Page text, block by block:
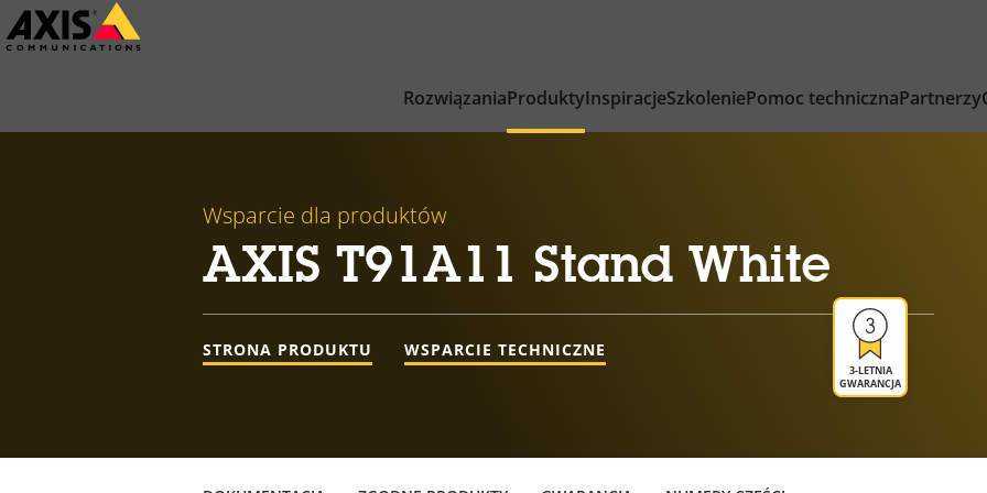
Przejdź
do
RozwiązaniaProduktyInspiracjeSzkoleniePomoc technicznaPartnerzy
Wsparcie dla produktów
AXIS T91A11 Stand White
3-LETNIA
GWARANCJA
STRONA PRODUKTU WSPARCIE TECHNICZNE